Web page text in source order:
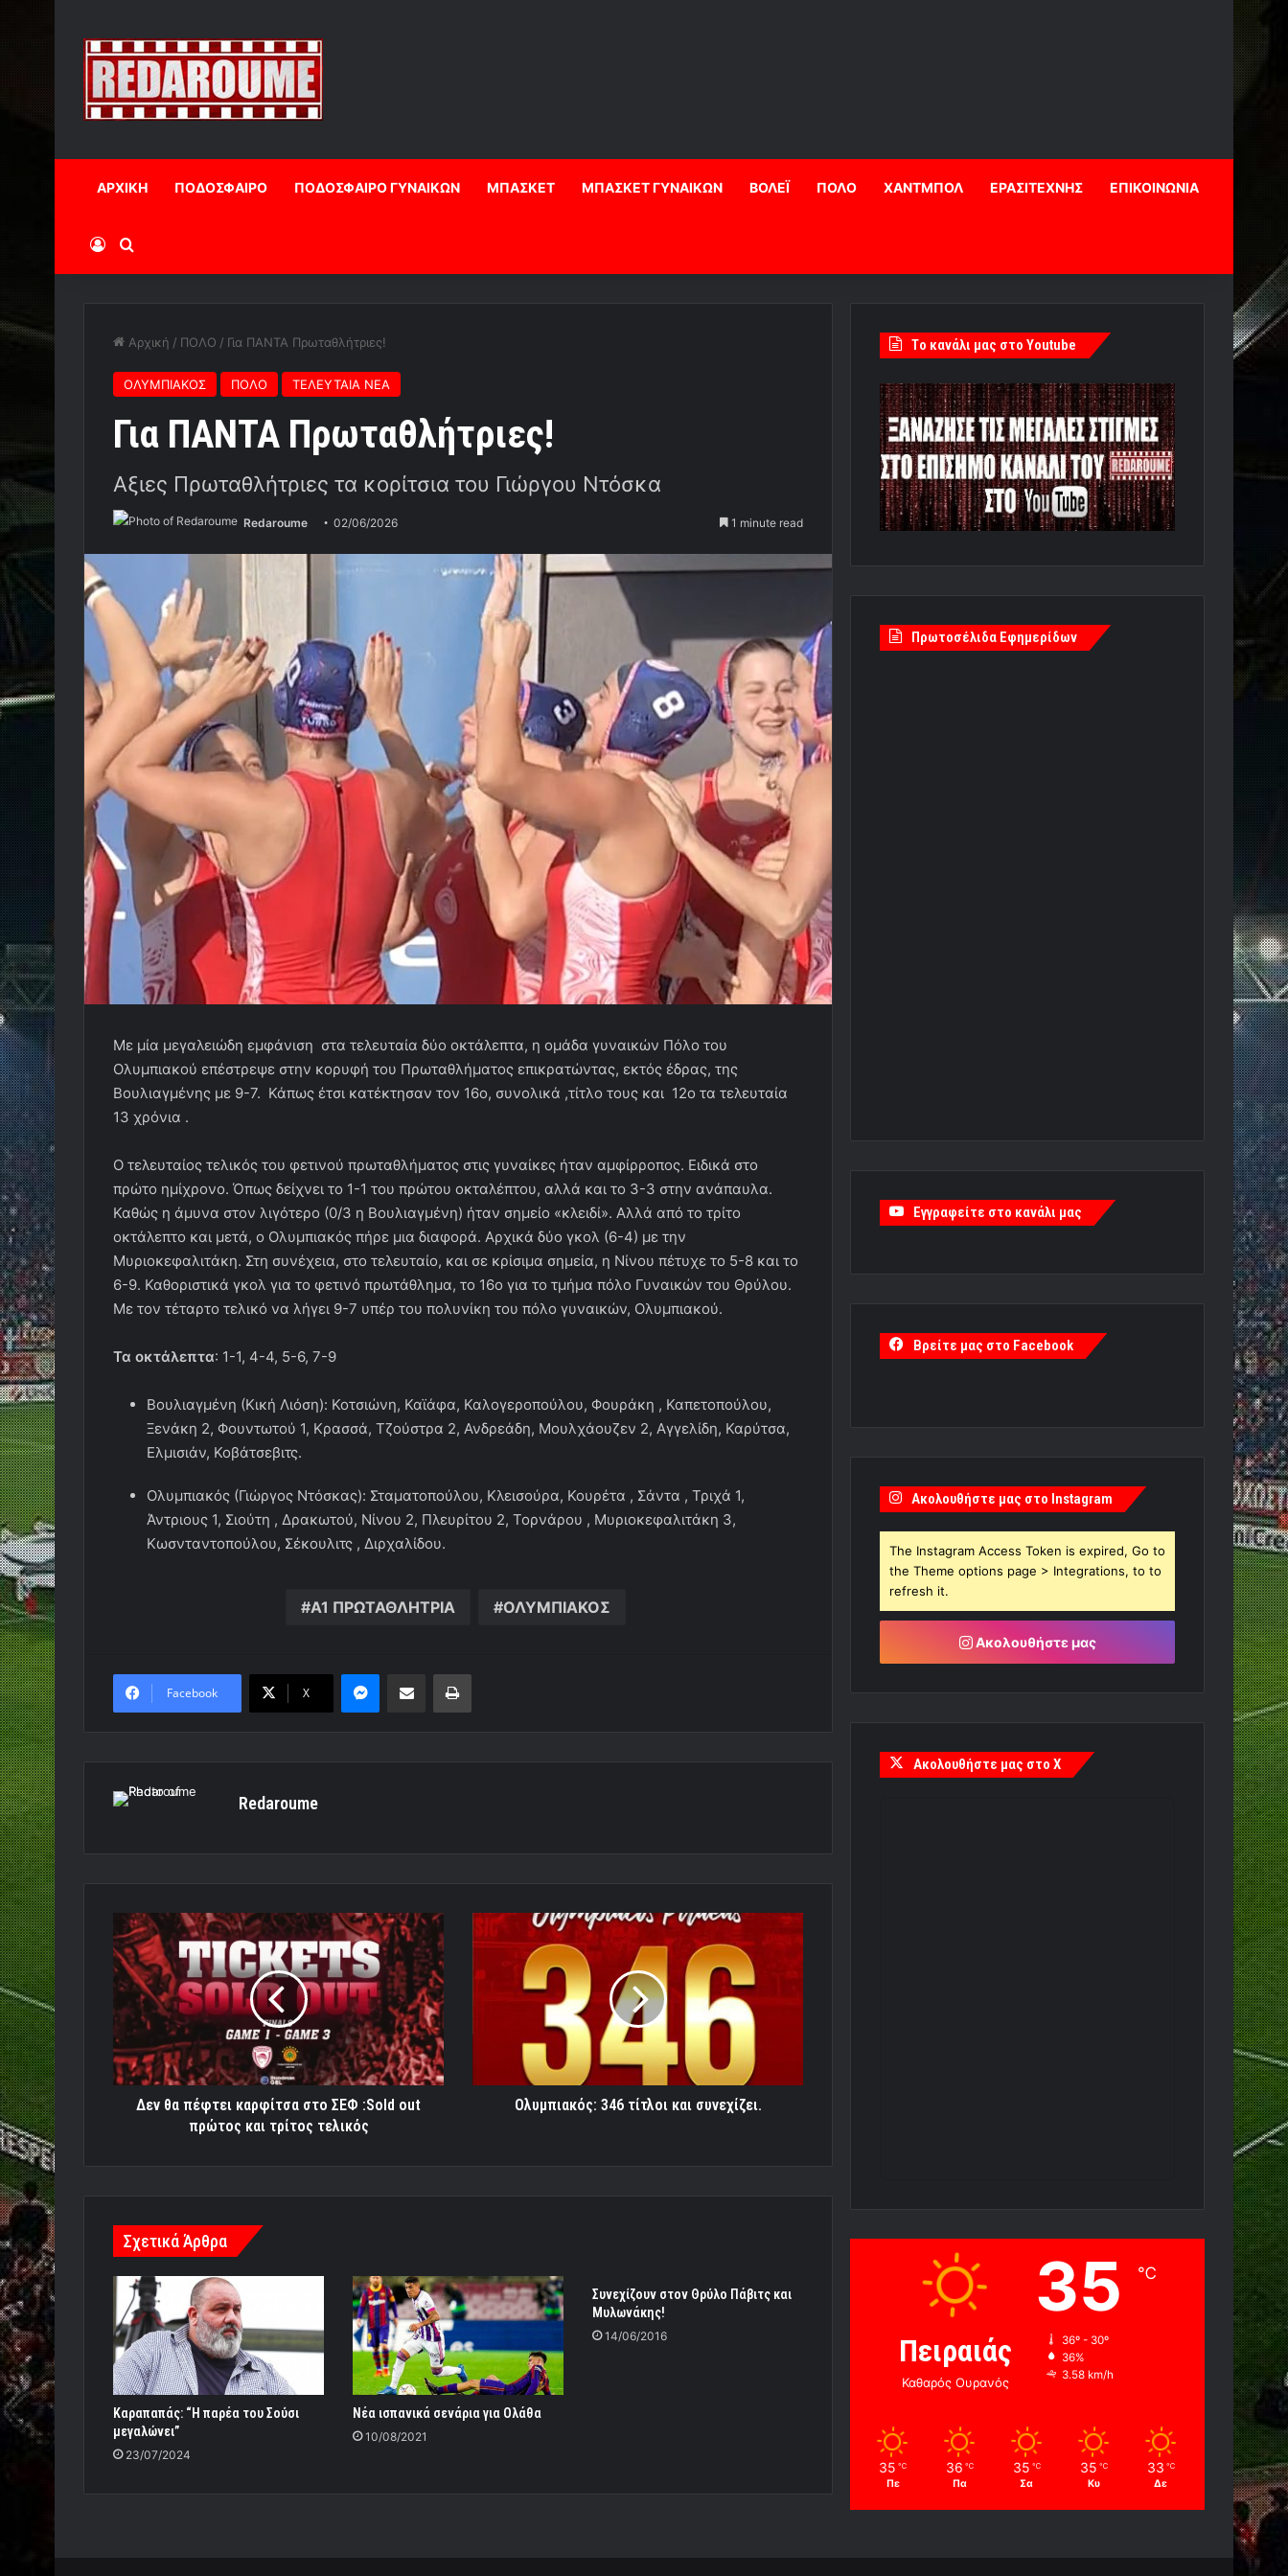
ΑΡΧΙΚΗ ΠΟΔΟΣΦΑΙΡΟ ΠΟΔΟΣΦΑΙΡΟ ΓΥΝΑΙΚΩΝ ΜΠΑΣΚΕΤ ΜΠΑΣΚΕΤ ΓΥΝΑΙΚΩΝ ΒΟΛΕΪ ΠΟΛΟ ΧΑΝΤΜΠΟΛ ΕΡΑΣΙΤΕΧΝΗΣ ΕΠΙΚΟΙΝΩΝΙΑ
Log InΑναζήτηση
Αρχική / ΠΟΛΟ / Για ΠΑΝΤΑ Πρωταθλήτριες!
ΟΛΥΜΠΙΑΚΟΣ ΠΟΛΟ ΤΕΛΕΥΤΑΙΑ ΝΕΑ
Για ΠΑΝΤΑ Πρωταθλήτριες!
Αξιες Πρωταθλήτριες τα κορίτσια του Γιώργου Ντόσκα
Redaroume 02/06/2026 1 minute read
Με μία μεγαλειώδη εμφάνιση στα τελευταία δύο οκτάλεπτα, η ομάδα γυναικών Πόλο του
Ολυμπιακού επέστρεψε στην κορυφή του Πρωταθλήματος επικρατώντας, εκτός έδρας, της
Βουλιαγμένης με 9-7. Κάπως έτσι κατέκτησαν τον 16ο, συνολικά ,τίτλο τους και 12ο τα τελευταία
13 χρόνια .
Ο τελευταίος τελικός του φετινού πρωταθλήματος στις γυναίκες ήταν αμφίρροπος. Ειδικά στο
πρώτο ημίχρονο. Όπως δείχνει το 1-1 του πρώτου οκταλέπτου, αλλά και το 3-3 στην ανάπαυλα.
Καθώς η άμυνα στον λιγότερο (0/3 η Βουλιαγμένη) ήταν σημείο «κλειδί». Αλλά από το τρίτο
οκτάλεπτο και μετά, ο Ολυμπιακός πήρε μια διαφορά. Αρχικά δύο γκολ (6-4) με την
Μυριοκεφαλιτάκη. Στη συνέχεια, στο τελευταίο, και σε κρίσιμα σημεία, η Νίνου πέτυχε το 5-8 και το
6-9. Καθοριστικά γκολ για το φετινό πρωτάθλημα, το 16ο για το τμήμα πόλο Γυναικών του Θρύλου.
Με τον τέταρτο τελικό να λήγει 9-7 υπέρ του πολυνίκη του πόλο γυναικών, Ολυμπιακού.
Τα οκτάλεπτα: 1-1, 4-4, 5-6, 7-9
Βουλιαγμένη (Κική Λιόση): Κοτσιώνη, Καϊάφα, Καλογεροπούλου, Φουράκη , Καπετοπούλου,
Ξενάκη 2, Φουντωτού 1, Κρασσά, Τζούστρα 2, Ανδρεάδη, Μουλχάουζεν 2, Αγγελίδη, Καρύτσα,
Ελμισιάν, Κοβάτσεβιτς.
Ολυμπιακός (Γιώργος Ντόσκας): Σταματοπούλου, Κλεισούρα, Κουρέτα , Σάντα , Τριχά 1,
Άντριους 1, Σιούτη , Δρακωτού, Νίνου 2, Πλευρίτου 2, Τορνάρου , Μυριοκεφαλιτάκη 3,
Κωσνταντοπούλου, Σέκουλιτς , Διρχαλίδου.
Α1 ΠΡΩΤΑΘΛΗΤΡΙΑ ΟΛΥΜΠΙΑΚΟΣ
Facebook X
MessengerΚοινοποίηση μέσω ηλεκτρονικού ταχυδρομείουΕκτύπωση
Redaroume
Δεν
θα
πέφτει
καρφίτσα
ΣΕΦ
:Sold
out
πρώτος
Δεν θα πέφτει καρφίτσα στο ΣΕΦ :Sold out
πρώτος και τρίτος τελικός
Ολυμπιακός:
346
και
συνεχίζει.
Ολυμπιακός: 346 τίτλοι και συνεχίζει.
Σχετικά Άρθρα
Καραπαπάς: “Η παρέα του Σούσι
μεγαλώνει”
23/07/2024
Νέα ισπανικά σενάρια για Ολάθα
10/08/2021
Συνεχίζουν στον Θρύλο Πάβιτς και
Μυλωνάκης!
14/06/2016
Tο κανάλι μας στο Youtube
Πρωτοσέλιδα Εφημερίδων
Εγγραφείτε στο κανάλι μας
Βρείτε μας στο Facebook
Ακολουθήστε μας στο Instagram
The Instagram Access Token is expired, Go to
the Theme options page > Integrations, to to
refresh it.
Ακολουθήστε μας
Ακολουθήστε μας στο X
Πειραιάς
Καθαρός Ουρανός
35 ℃
36º - 30º
36%
3.58 km/h
35 ℃
Πε
36 ℃
Πα
35 ℃
Σα
35 ℃
Κυ
33 ℃
Δε